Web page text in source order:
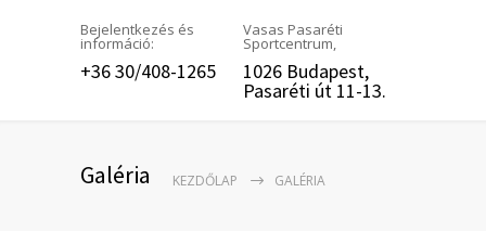
Bejelentkezés és
információ:
+36 30/408-1265
Vasas Pasaréti
Sportcentrum,
1026 Budapest,
Pasaréti út 11-13.
Galéria KEZDŐLAP GALÉRIA